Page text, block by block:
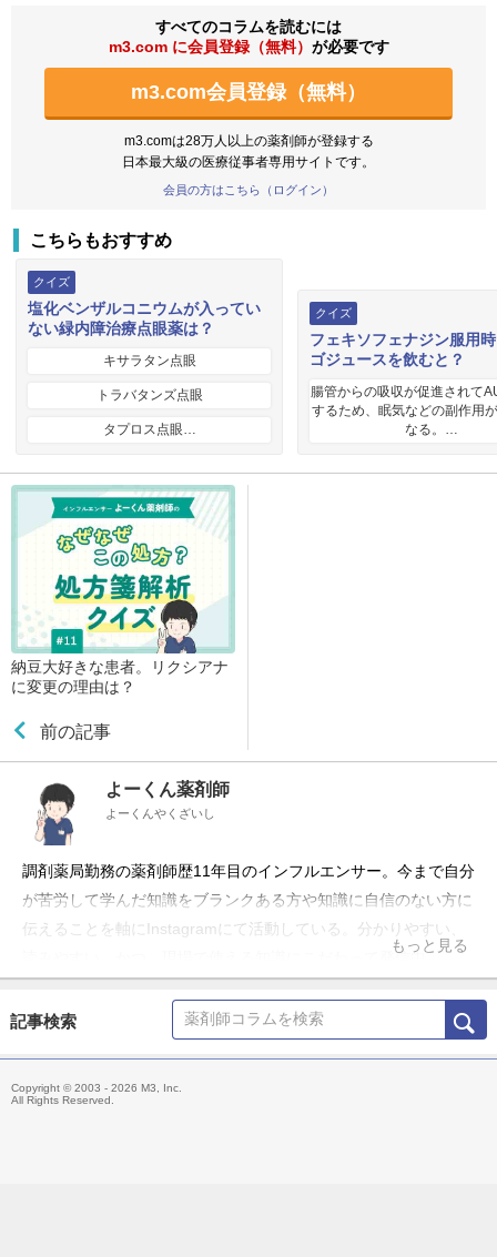
すべてのコラムを読むには
m3.com に会員登録（無料） が必要です
m3.com会員登録（無料）
m3.comは28万人以上の薬剤師が登録する
日本最大級の医療従事者専用サイトです。
会員の方はこちら（ログイン）
こちらもおすすめ
クイズ
塩化ベンザルコニウムが入ってい
ない緑内障治療点眼薬は？
キサラタン点眼
トラバタンズ点眼
タプロス点眼…
クイズ
フェキソフェナジン服用
ゴジュースを飲むと？
腸管からの吸収が促進されて
するため、眠気などの副作用
なる。…
納豆大好きな患者。リクシアナ
に変更の理由は？
前の記事
よーくん薬剤師
よーくんやくざいし
調剤薬局勤務の薬剤師歴11年目のインフルエンサー。今まで自分
が苦労して学んだ知識をブランクある方や知識に自信のない方に
伝えることを軸にInstagramにて活動している。分かりやすい、
読みやすい、かつ、現場で使える知識にこだわって発信中。
もっと見る
記事検索
Copyright © 2003 - 2026 M3, Inc.
All Rights Reserved.